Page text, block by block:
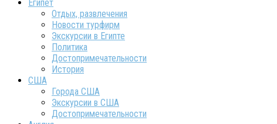
Египет
Отдых, развлечения
Новости турфирм
Экскурсии в Египте
Политика
Достопримечательности
История
США
Города США
Экскурсии в США
Достопримечательности